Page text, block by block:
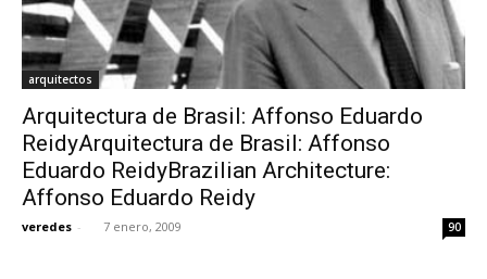
arquitectos
Arquitectura de Brasil: Affonso Eduardo
ReidyArquitectura de Brasil: Affonso
Eduardo ReidyBrazilian Architecture:
Affonso Eduardo Reidy
veredes - 7 enero, 2009 90